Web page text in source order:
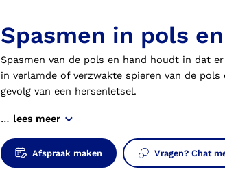
Steunkousen (klasse 1)
Aantrekhulpen
Voetdrukmeting
Heup Bekken Lies
Schoenencatalogus
Ambulo
Confectieschoen (OVAC)
Voorlopige orthopedische
Elleboogprothese
Werkgever
Spasmen in pols
Spasmen van de pols en hand houdt in dat
in verlamde of verzwakte spieren van de pols
gevolg van een hersenletsel.
… lees meer
Afspraak maken Vragen? Chat